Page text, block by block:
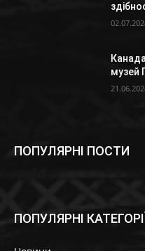
музей
ПОПУЛЯРНІ ПОСТИ
ПОПУЛЯРНІ